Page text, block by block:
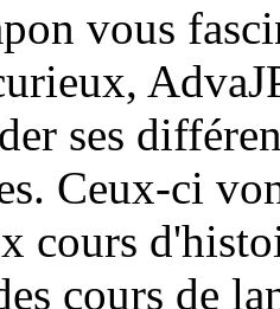
vous
ses
Ceux-ci
cours
cours de